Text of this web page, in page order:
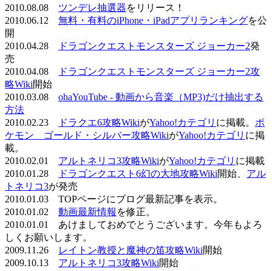
2010.08.08 ツンデレ抽選器をリリース！
2010.06.12 無料・有料のiPhone・iPadアプリランキングを公
開
2010.04.28
ドラゴンクエストモンスターズ ジョーカー2発
売
2010.04.08
ドラゴンクエストモンスターズ ジョーカー2攻
略Wiki開始
2010.03.08 ohaYouTube - 動画から音楽（MP3)だけ抽出する
方法
2010.02.23
ドラクエ6攻略WikiがYahoo!カテゴリ に掲載。 ポ
ケモン ゴールド・シルバー攻略WikiがYahoo!カテゴリ に掲
載。
2010.02.01 アルトネリコ3攻略WikiがYahoo!カテゴリ に掲載
2010.01.28
ドラゴンクエスト6幻の大地攻略Wiki開始、 アル
トネリコ3が発売
2010.01.03 TOPページにブログ最新記事を表示。
2010.01.02 動画最新情報 を修正。
2010.01.01 あけましておめでとうございます。今年もよろ
しくお願いします。
2009.11.26
レイトン教授と魔神の笛攻略Wiki開始
2009.10.13 アルトネリコ3攻略Wiki開始